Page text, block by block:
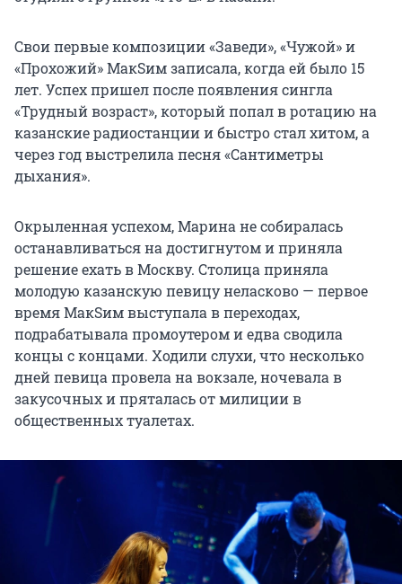
Свои первые композиции «Заведи», «Чужой» и
«Прохожий» МакSим записала, когда ей было 15
лет. Успех пришел после появления сингла
«Трудный возраст», который попал в ротацию на
казанские радиостанции и быстро стал хитом, а
через год выстрелила песня «Сантиметры
дыхания».
Окрыленная успехом, Марина не собиралась
останавливаться на достигнутом и приняла
решение ехать в Москву. Столица приняла
молодую казанскую певицу неласково — первое
время МакSим выступала в переходах,
подрабатывала промоутером и едва сводила
концы с концами. Ходили слухи, что несколько
дней певица провела на вокзале, ночевала в
закусочных и пряталась от милиции в
общественных туалетах.